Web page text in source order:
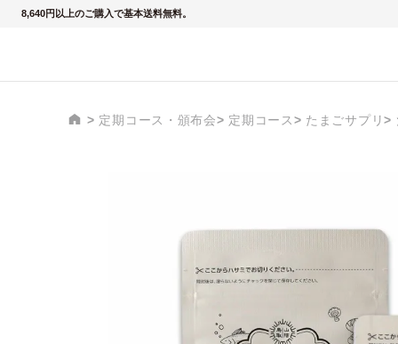
8,640円以上のご購入で基本送料無料。
定期コース・頒布会 定期コース たまごサプリ